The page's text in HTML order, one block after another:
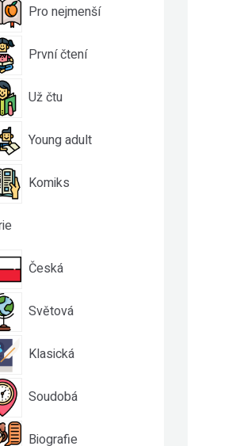
Pro nejmenší
První čtení
Už čtu
Young adult
Komiks
Česká
Světová
Klasická
Soudobá
Biografie